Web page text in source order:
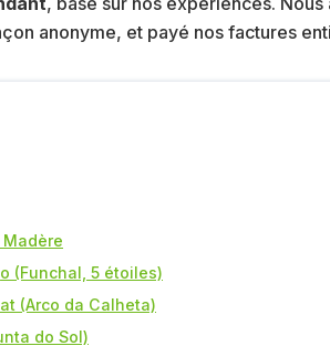
anonyme, et payé nos factures
Madère
(Funchal, 5 étoiles)
(Arco da Calheta)
do Sol)